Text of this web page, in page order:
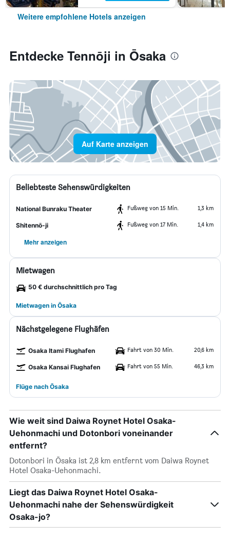
Weitere empfohlene Hotels anzeigen
Entdecke Tennōji in Ōsaka
Auf Karte anzeigen
Beliebteste Sehenswürdigkeiten
National Bunraku Theater Fußweg von 15 Min. 1,3 km
Shitennō-ji Fußweg von 17 Min. 1,4 km
Mehr anzeigen
Mietwagen
50 € durchschnittlich pro Tag
Mietwagen in Ōsaka
Nächstgelegene Flughäfen
Osaka Itami Flughafen Fahrt von 30 Min. 20,6 km
Osaka Kansai Flughafen Fahrt von 55 Min. 46,3 km
Flüge nach Ōsaka
Wie weit sind Daiwa Roynet Hotel Osaka-
Uehonmachi und Dotonbori voneinander
entfernt?
Dotonbori in Ōsaka ist 2,8 km entfernt vom Daiwa Roynet
Hotel Osaka-Uehonmachi.
Liegt das Daiwa Roynet Hotel Osaka-
Uehonmachi nahe der Sehenswürdigkeit
Osaka-jo?